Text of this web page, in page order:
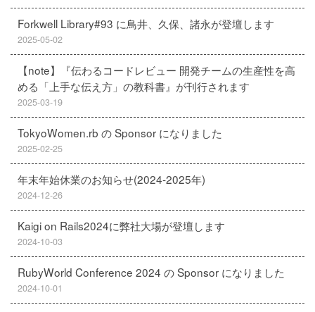
Forkwell Library#93 に鳥井、久保、諸永が登壇します
2025-05-02
【note】『伝わるコードレビュー 開発チームの生産性を高
める「上手な伝え方」の教科書』が刊行されます
2025-03-19
TokyoWomen.rb の Sponsor になりました
2025-02-25
年末年始休業のお知らせ(2024-2025年)
2024-12-26
Kaigi on Rails2024に弊社大場が登壇します
2024-10-03
RubyWorld Conference 2024 の Sponsor になりました
2024-10-01